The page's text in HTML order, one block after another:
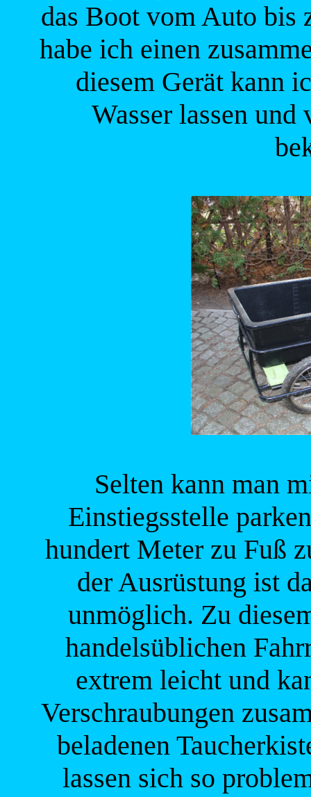
das Boot vom Auto bis
habe ich einen
diesem Gerät kann
Wasser lassen
Selten kann man
Einstiegsstelle
hundert Meter zu Fuß
der Ausrüstung ist
unmöglich. Zu
handelsüblichen
extrem leicht und
Verschraubungen
beladenen
lassen sich so